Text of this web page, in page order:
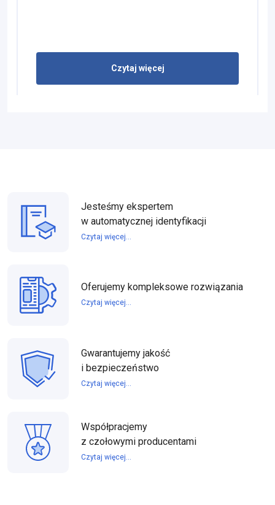
Czytaj więcej
Jesteśmy ekspertem
w automatycznej identyfikacji
Czytaj więcej...
Oferujemy kompleksowe rozwiązania
Czytaj więcej...
Gwarantujemy jakość
i bezpieczeństwo
Czytaj więcej...
Współpracjemy
z czołowymi producentami
Czytaj więcej...